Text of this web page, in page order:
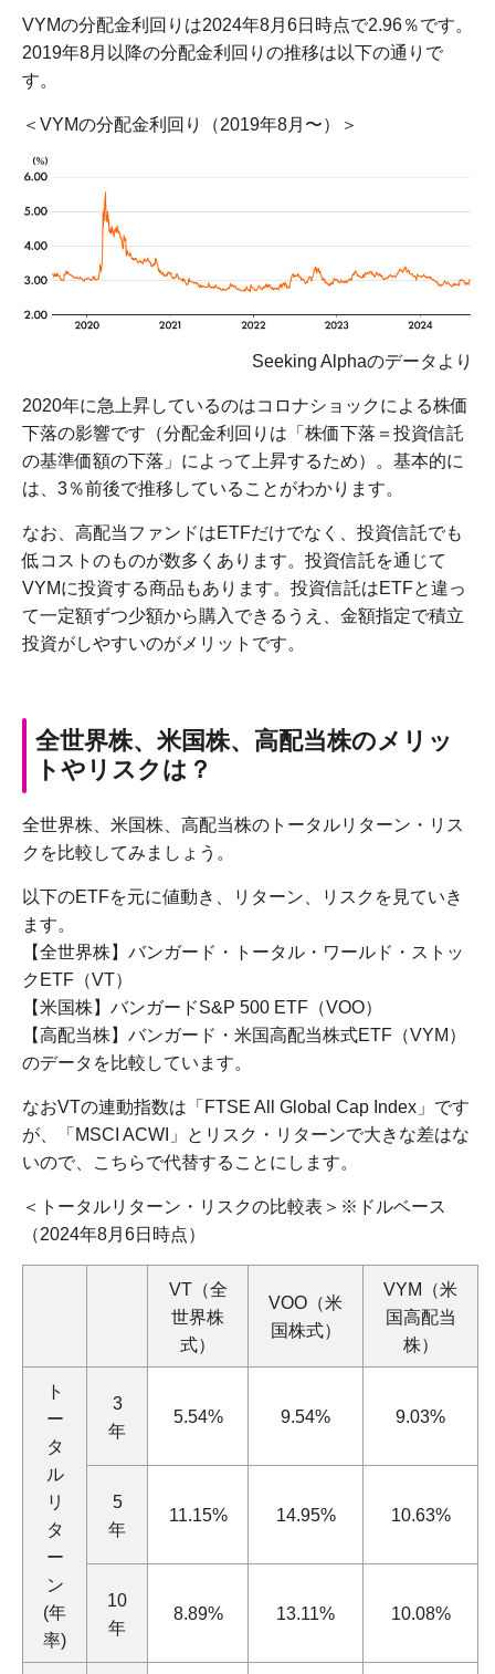
VYMの分配金利回りは2024年8月6日時点で2.96％です。
2019年8月以降の分配金利回りの推移は以下の通りで
す。
＜VYMの分配金利回り（2019年8月〜）＞
Seeking Alphaのデータより
2020年に急上昇しているのはコロナショックによる株価
下落の影響です（分配金利回りは「株価下落＝投資信託
の基準価額の下落」によって上昇するため）。基本的に
は、3％前後で推移していることがわかります。
なお、高配当ファンドはETFだけでなく、投資信託でも
低コストのものが数多くあります。投資信託を通じて
VYMに投資する商品もあります。投資信託はETFと違っ
て一定額ずつ少額から購入できるうえ、金額指定で積立
投資がしやすいのがメリットです。
全世界株、米国株、高配当株のメリッ
トやリスクは？
全世界株、米国株、高配当株のトータルリターン・リス
クを比較してみましょう。
以下のETFを元に値動き、リターン、リスクを見ていき
ます。
【全世界株】バンガード・トータル・ワールド・ストッ
クETF（VT）
【米国株】バンガードS&P 500 ETF（VOO）
【高配当株】バンガード・米国高配当株式ETF（VYM）
のデータを比較しています。
なおVTの連動指数は「FTSE All Global Cap Index」です
が、「MSCI ACWI」とリスク・リターンで大きな差はな
いので、こちらで代替することにします。
＜トータルリターン・リスクの比較表＞※ドルベース
（2024年8月6日時点）
VT（全
世界株
式）
VOO（米
国株式）
VYM（米
国高配当
株）
ト
ー
タ
ル
リ
タ
ー
ン
(年
率)
3
年
5.54% 9.54% 9.03%
5
年
11.15% 14.95% 10.63%
10
年
8.89% 13.11% 10.08%